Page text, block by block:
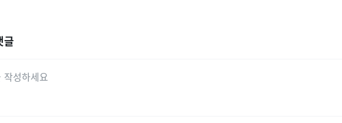
글